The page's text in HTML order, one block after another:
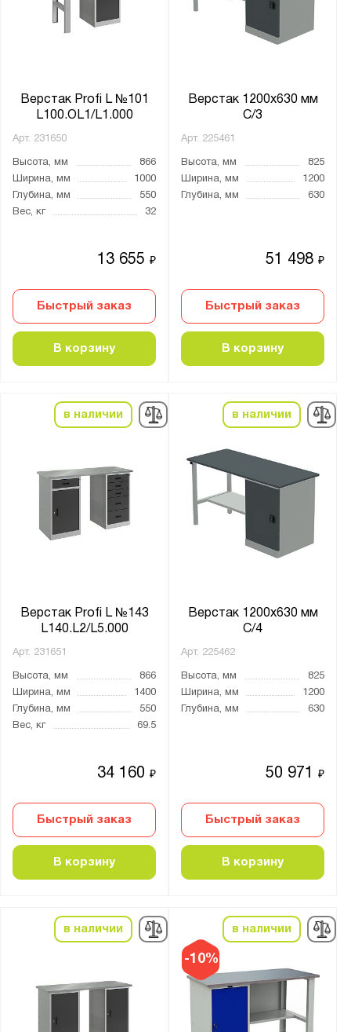
Верстак Profi L №101
L100.OL1/L1.000
Арт. 231650
Высота, мм
866
Ширина, мм
1000
Глубина, мм
550
Вес, кг
32
13 655₽
Быстрый заказ
В корзину
Верстак 1200х630 мм
С/3
Арт. 225461
Высота, мм
825
Ширина, мм
1200
Глубина, мм
630
51 498₽
Быстрый заказ
В корзину
в наличии
Верстак Profi L №143
L140.L2/L5.000
Арт. 231651
Высота, мм
866
Ширина, мм
1400
Глубина, мм
550
Вес, кг
69.5
34 160₽
Быстрый заказ
В корзину
в наличии
Верстак 1200х630 мм
С/4
Арт. 225462
Высота, мм
825
Ширина, мм
1200
Глубина, мм
630
50 971₽
Быстрый заказ
В корзину
в наличии
-10%
в наличии
SMART
Показать Сбросить